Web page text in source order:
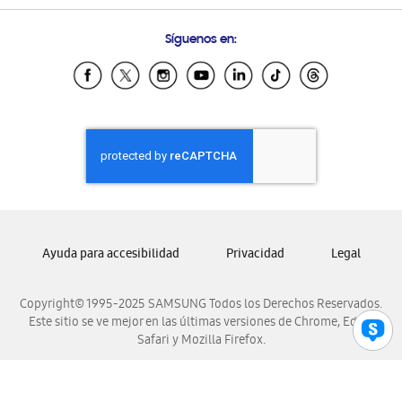
Samsung Ecuador
Samsung El Salvador
Samsung Honduras
Samsung Nicaragua
Samsung Panamá
Samsung Venezuela
Síguenos en:
Copyright© 1995-2025 SAMSUNG Todos los Derechos Reservados.
Este sitio se ve mejor en las últimas versiones de Chrome, Edge,
Safari y Mozilla Firefox.
Ayuda para accesibilidad Privacidad Legal